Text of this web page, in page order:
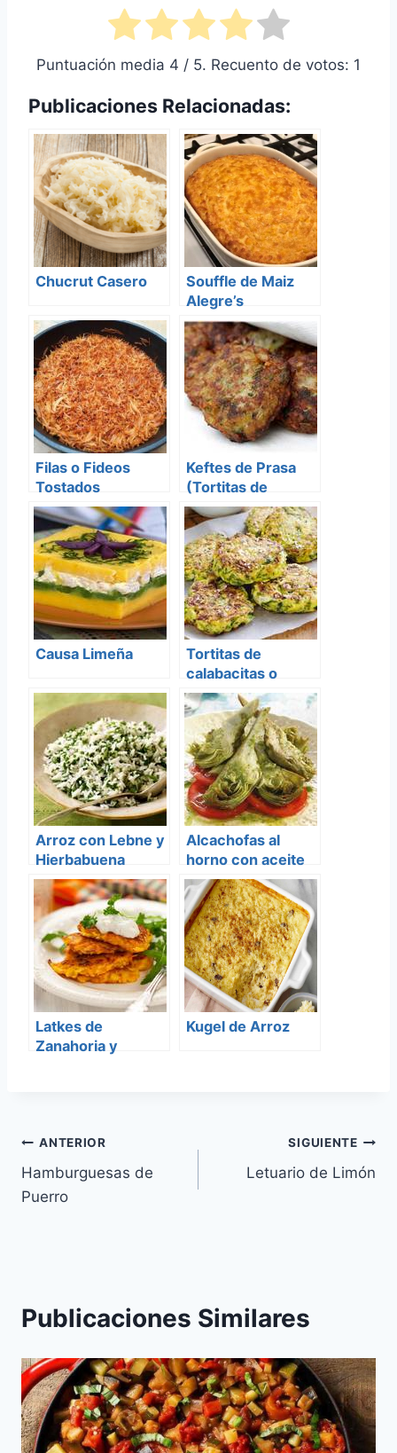
Puntuación media 4 / 5. Recuento de votos: 1
Publicaciones Relacionadas:
Chucrut Casero
Souffle de Maiz
Alegre’s
Filas o Fideos
Tostados
Keftes de Prasa
(Tortitas de
Puerro)
Causa Limeña
Tortitas de
calabacitas o
Zucchini
Arroz con Lebne y
Hierbabuena
Alcachofas al
horno con aceite
de hierbas
Latkes de
Zanahoria y
Kugel de Arroz
Navegación
de
ANTERIOR
Hamburguesas de
Puerro
SIGUIENTE
Letuario de Limón
Publicaciones Similares